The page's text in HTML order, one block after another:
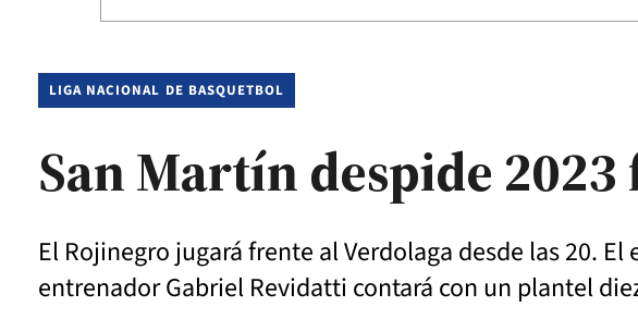
LIGA NACIONAL DE BASQUETBOL
San Martín despide
El Rojinegro jugará frente al Verdolaga desde las 20.
entrenador Gabriel Revidatti contará con un plantel